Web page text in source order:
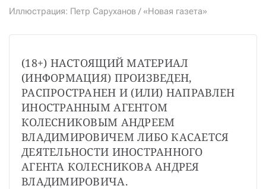
Иллюстрация: Петр Саруханов / «Новая газета»
(18+) НАСТОЯЩИЙ МАТЕРИАЛ
(ИНФОРМАЦИЯ) ПРОИЗВЕДЕН,
РАСПРОСТРАНЕН И (ИЛИ) НАПРАВЛЕН
ИНОСТРАННЫМ АГЕНТОМ
КОЛЕСНИКОВЫМ АНДРЕЕМ
ВЛАДИМИРОВИЧЕМ ЛИБО КАСАЕТСЯ
ДЕЯТЕЛЬНОСТИ ИНОСТРАННОГО
АГЕНТА КОЛЕСНИКОВА АНДРЕЯ
ВЛАДИМИРОВИЧА.